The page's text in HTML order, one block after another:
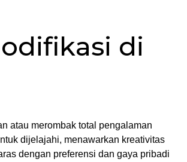
di
atau merombak total pengalaman
dijelajahi, menawarkan kreativitas
dengan preferensi dan gaya pribadi